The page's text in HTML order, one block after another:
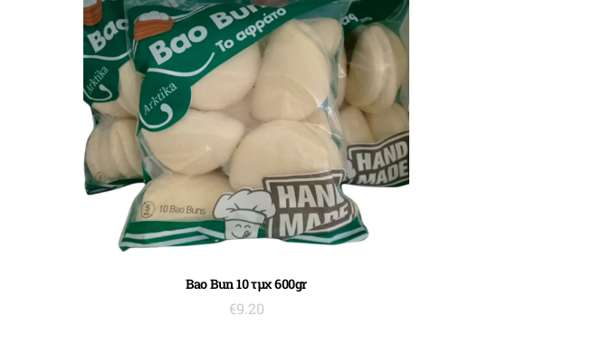
ΠΡΟΣΘΉΚΗ ΣΤΟ ΚΑΛΆΘΙ
Bao Bun 10 τμχ 600gr
€9.20